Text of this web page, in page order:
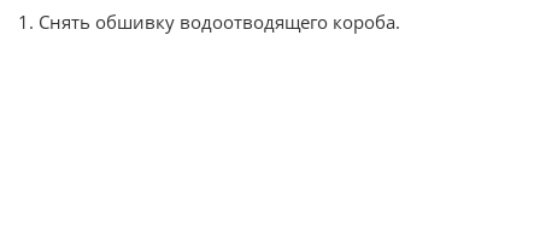
1. Снять обшивку водоотводящего короба.